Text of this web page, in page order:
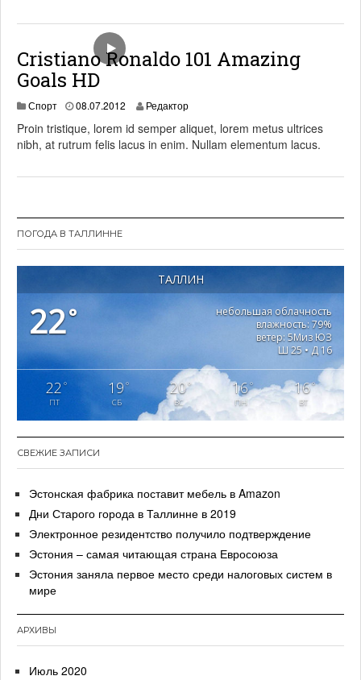
Cristiano Ronaldo 101 Amazing
Goals HD
Спорт 08.07.2012
.
0
Редактор
Proin tristique, lorem id semper aliquet, lorem metus ultrices
nibh, at rutrum felis lacus in enim. Nullam elementum lacus.
ПОГОДА В ТАЛЛИННЕ
ТАЛЛИН
22°
небольшая облачность
влажность: 79%
ветер: 5Миз ЮЗ
Ш 25 • Д 16
22 °
ПТ
19°
СБ
20°
ВС
16°
ПН
16°
ВТ
СВЕЖИЕ ЗАПИСИ
Эстонская фабрика поставит мебель в Amazon
Дни Старого города в Таллинне в 2019
Электронное резидентство получило подтверждение
Эстония – самая читающая страна Евросоюза
Эстония заняла первое место среди налоговых систем в
мире
АРХИВЫ
Июль 2020